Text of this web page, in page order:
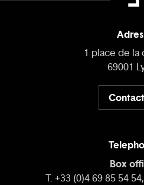
1 place de la
69001
Box
T. +33 (0)4 69 85 54